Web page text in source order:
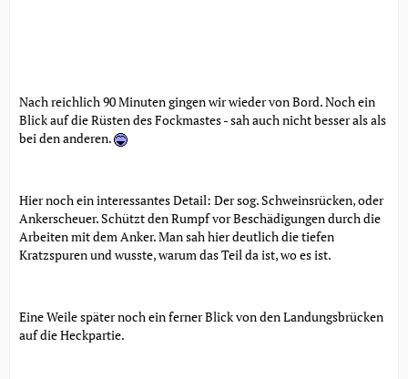
Nach reichlich 90 Minuten gingen wir wieder von Bord. Noch ein
Blick auf die Rüsten des Fockmastes - sah auch nicht besser als als
bei den anderen.
Hier noch ein interessantes Detail: Der sog. Schweinsrücken, oder
Ankerscheuer. Schützt den Rumpf vor Beschädigungen durch die
Arbeiten mit dem Anker. Man sah hier deutlich die tiefen
Kratzspuren und wusste, warum das Teil da ist, wo es ist.
Eine Weile später noch ein ferner Blick von den Landungsbrücken
auf die Heckpartie.